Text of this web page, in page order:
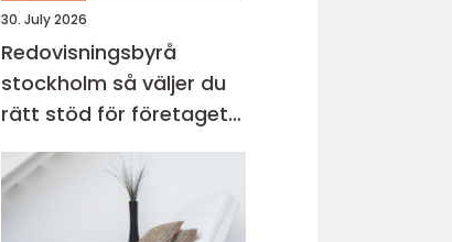
30. July 2026
Redovisningsbyrå
stockholm så väljer du
rätt stöd för företagets
ekonomi